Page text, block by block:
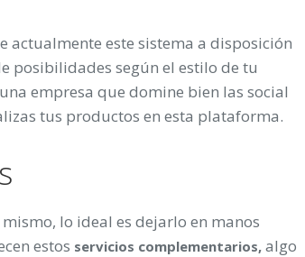
actualmente este sistema a disposición
posibilidades según el estilo de tu
empresa que domine bien las social
tus productos en esta plataforma.
lo ideal es dejarlo en manos
estos servicios complementarios, algo